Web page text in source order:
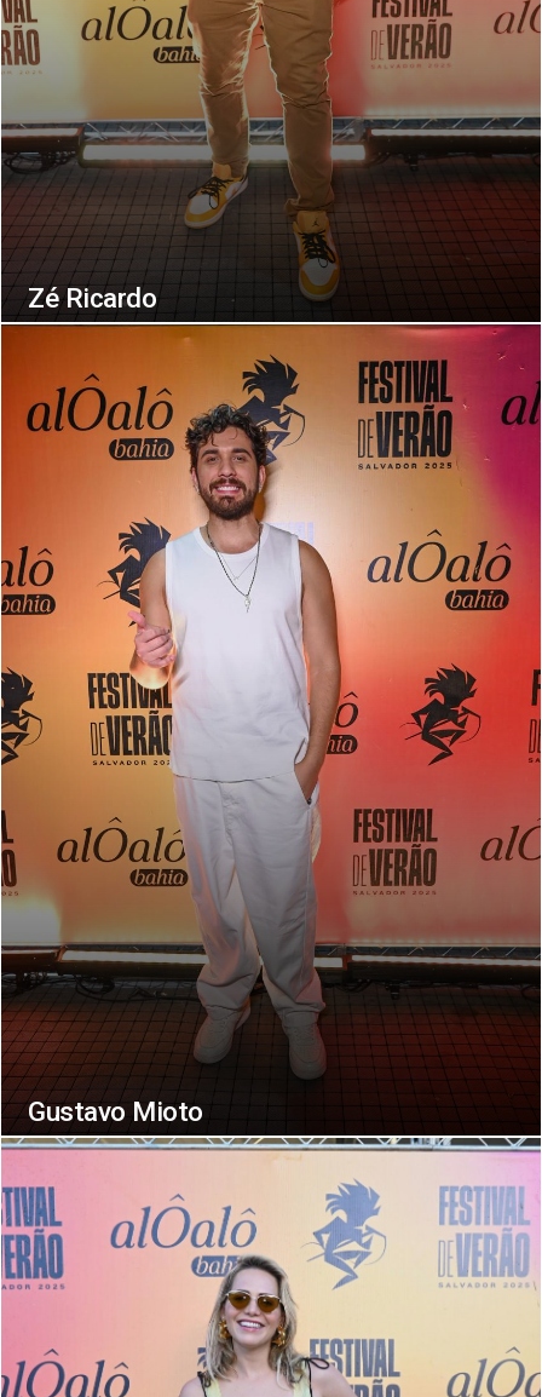
Zé Ricardo
Gustavo Mioto